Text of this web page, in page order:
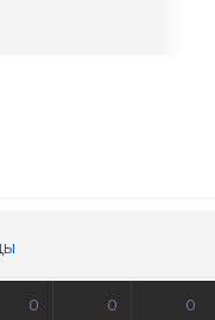
0 0 0
об авторских правах.